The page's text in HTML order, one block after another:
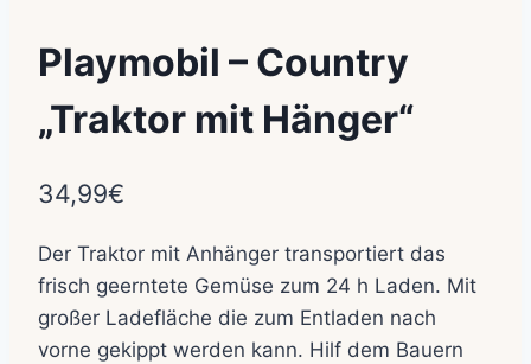
Playmobil – Country
„Traktor mit Hänger“
34,99€
Der Traktor mit Anhänger transportiert das
frisch geerntete Gemüse zum 24 h Laden. Mit
großer Ladefläche die zum Entladen nach
vorne gekippt werden kann. Hilf dem Bauern